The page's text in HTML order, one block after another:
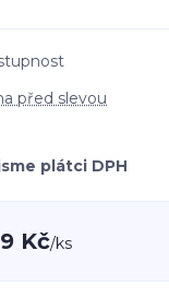
před slevou
plátci DPH
Kč/ks